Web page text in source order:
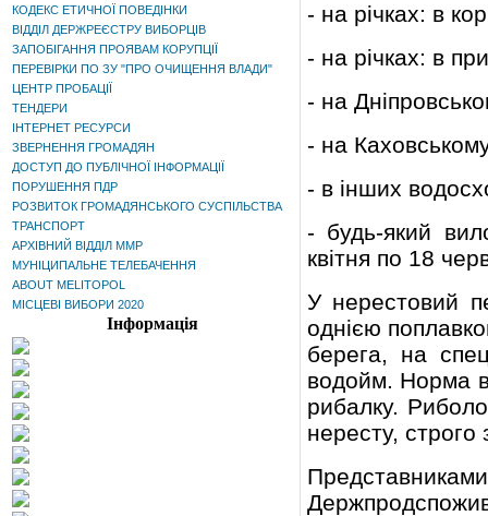
КОДЕКС ЕТИЧНОЇ ПОВЕДІНКИ
ВІДДІЛ ДЕРЖРЕЄСТРУ ВИБОРЦІВ
ЗАПОБІГАННЯ ПРОЯВАМ КОРУПЦІЇ
ПЕРЕВІРКИ ПО ЗУ "ПРО ОЧИЩЕННЯ ВЛАДИ"
ЦЕНТР ПРОБАЦІЇ
ТЕНДЕРИ
ІНТЕРНЕТ РЕСУРСИ
ЗВЕРНЕННЯ ГРОМАДЯН
ДОСТУП ДО ПУБЛІЧНОЇ ІНФОРМАЦІЇ
ПОРУШЕННЯ ПДР
РОЗВИТОК ГРОМАДЯНСЬКОГО СУСПІЛЬСТВА
ТРАНСПОРТ
АРХІВНИЙ ВІДДІЛ ММР
МУНІЦИПАЛЬНЕ ТЕЛЕБАЧЕННЯ
ABOUT MELITOPOL
МІСЦЕВІ ВИБОРИ 2020
Інформація
- на річках: в
- на річках: в
- на
- на
- в інших
- будь-який
квітня по 18
У нерестовий
однією
берега, на
водойм. Норма
рибалку.
нересту,